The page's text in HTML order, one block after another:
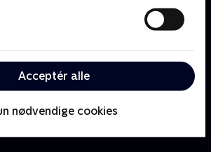
Acceptér alle
nødvendige cookies
forsvandt dragerne ind i den
gruppe børn opdager, at
deres egne drager begiver de sig
i en hemmelig verden fuld af